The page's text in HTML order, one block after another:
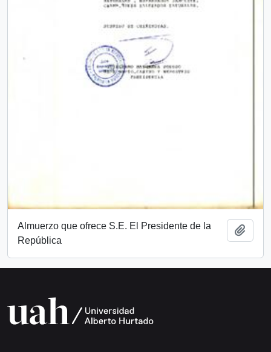
Almuerzo que ofrece S.E. El Presidente de la
República